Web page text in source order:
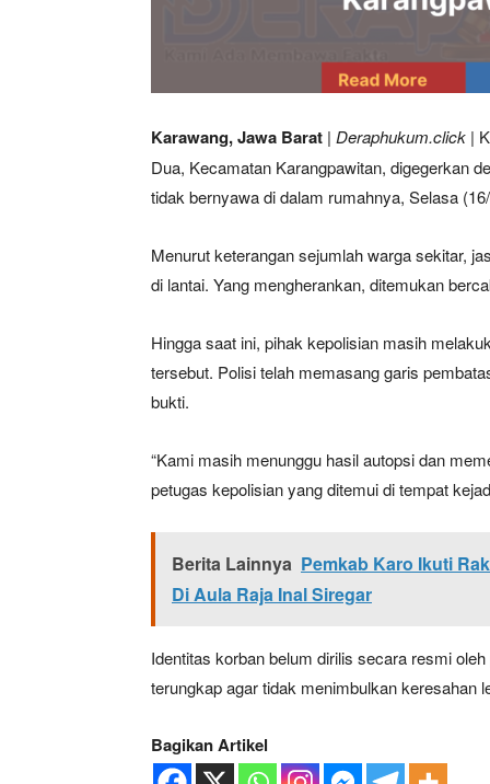
Karawang, Jawa Barat | Deraphukum.click |
Dua, Kecamatan Karangpawitan, digegerkan
tidak bernyawa di dalam rumahnya, Selasa
Menurut keterangan sejumlah warga sekitar,
di lantai. Yang mengherankan, ditemukan
Hingga saat ini, pihak kepolisian masih
tersebut. Polisi telah memasang garis
bukti.
“Kami masih menunggu hasil autopsi dan
petugas kepolisian yang ditemui di tempat
Berita Lainnya Pemkab Karo Ikuti
Di Aula Raja Inal Siregar
Identitas korban belum dirilis secara resmi
terungkap agar tidak menimbulkan keresahan
Bagikan Artikel